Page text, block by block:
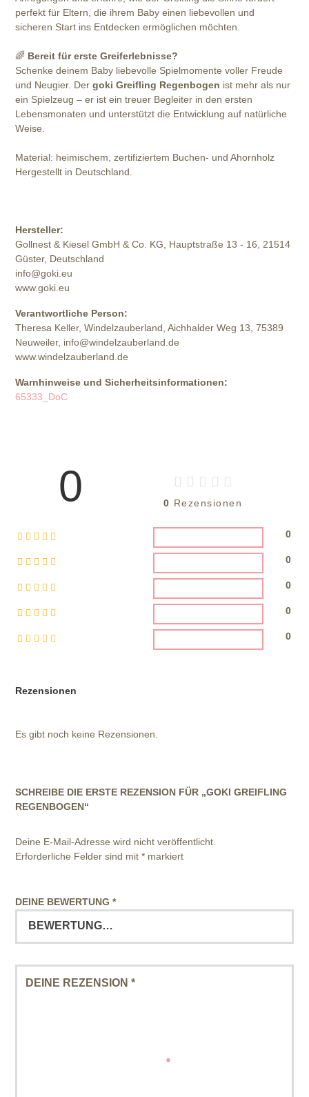
perfekt für Eltern, die ihrem Baby einen liebevollen und
sicheren Start ins Entdecken ermöglichen möchten.
🌈 Bereit für erste Greiferlebnisse?
Schenke deinem Baby liebevolle Spielmomente voller Freude
und Neugier. Dergoki Greifling Regenbogen ist mehr als nur
ein Spielzeug – er ist ein treuer Begleiter in den ersten
Lebensmonaten und unterstützt die Entwicklung auf natürliche
Weise.
Material: heimischem, zertifiziertem Buchen- und Ahornholz
Hergestellt in Deutschland.
Hersteller:
Gollnest & Kiesel GmbH & Co. KG, Hauptstraße 13 - 16, 21514
Güster, Deutschland
info@goki.eu
www.goki.eu
Verantwortliche Person:
Theresa Keller, Windelzauberland, Aichhalder Weg 13, 75389
Neuweiler, info@windelzauberland.de
www.windelzauberland.de
Warnhinweise und Sicherheitsinformationen:
65333_DoC
Rezensionen
Es gibt noch keine Rezensionen.
0 0 Rezensionen
0
0
0
0
0
SCHREIBE DIE ERSTE REZENSION FÜR „GOKI GREIFLING
REGENBOGEN“
Deine E-Mail-Adresse wird nicht veröffentlicht.
Erforderliche Felder sind mit* markiert
DEINE BEWERTUNG*